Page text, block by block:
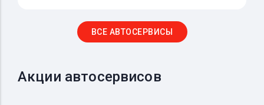
ВСЕ АВТОСЕРВИСЫ
Акции автосервисов